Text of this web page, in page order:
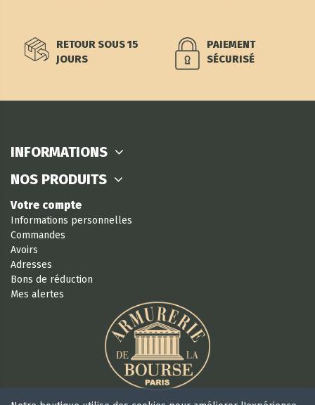
RETOUR SOUS 15
JOURS
PAIEMENT
SÉCURISÉ
INFORMATIONS
NOS PRODUITS
Votre compte
Informations personnelles
Commandes
Avoirs
Adresses
Bons de réduction
Mes alertes